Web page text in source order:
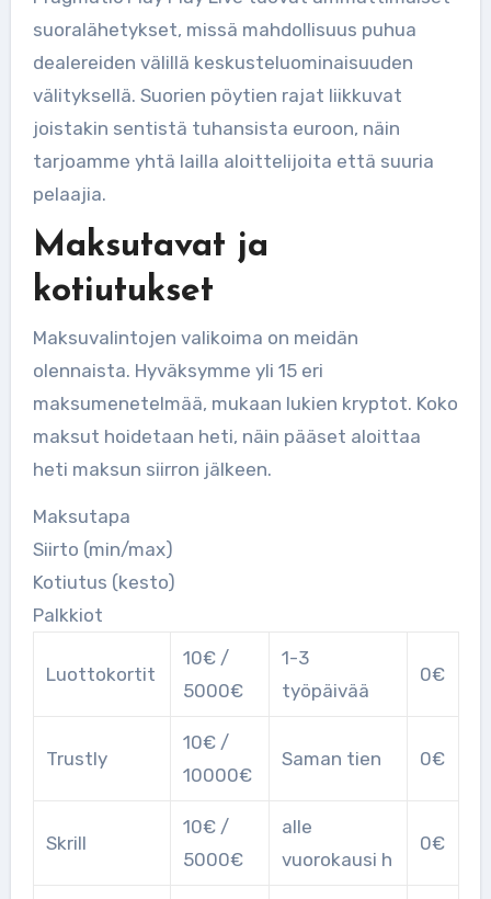
suoralähetykset, missä mahdollisuus puhua
dealereiden välillä keskusteluominaisuuden
välityksellä. Suorien pöytien rajat liikkuvat
joistakin sentistä tuhansista euroon, näin
tarjoamme yhtä lailla aloittelijoita että suuria
pelaajia.
Maksutavat ja
kotiutukset
Maksuvalintojen valikoima on meidän
olennaista. Hyväksymme yli 15 eri
maksumenetelmää, mukaan lukien kryptot. Koko
maksut hoidetaan heti, näin pääset aloittaa
heti maksun siirron jälkeen.
Maksutapa
Siirto (min/max)
Kotiutus (kesto)
Palkkiot
Luottokortit
10€ /
5000€
1-3
työpäivää
0€
Trustly
10€ /
10000€
Saman tien 0€
Skrill
10€ /
5000€
alle
vuorokausi h
0€